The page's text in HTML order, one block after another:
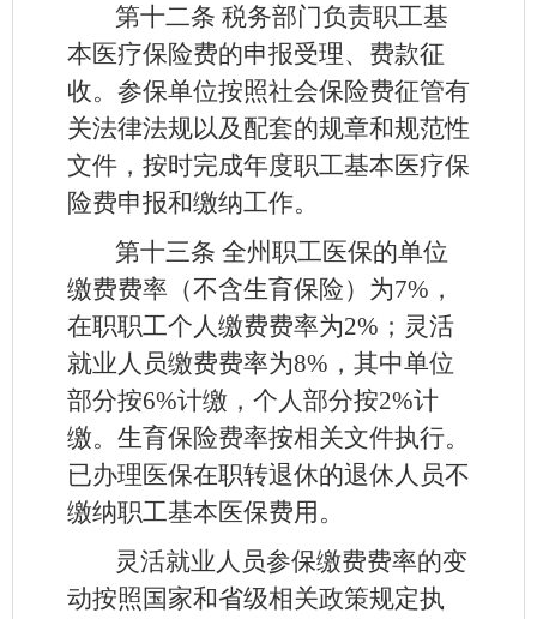
第十二条 税务部门负责职工基
本医疗保险费的申报受理、费款征
收。参保单位按照社会保险费征管有
关法律法规以及配套的规章和规范性
文件，按时完成年度职工基本医疗保
险费申报和缴纳工作。
第十三条 全州职工医保的单位
缴费费率（不含生育保险）为7%，
在职职工个人缴费费率为2%；灵活
就业人员缴费费率为8%，其中单位
部分按6%计缴，个人部分按2%计
缴。生育保险费率按相关文件执行。
已办理医保在职转退休的退休人员不
缴纳职工基本医保费用。
灵活就业人员参保缴费费率的变
动按照国家和省级相关政策规定执